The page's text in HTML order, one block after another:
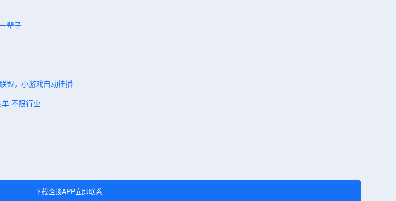
辈子
盟，小游戏自动挂播
不限行业
下载企谈APP立即联系